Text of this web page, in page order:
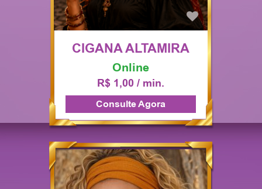
CIGANA ALTAMIRA
Online
R$ 1,00 / min.
Consulte Agora